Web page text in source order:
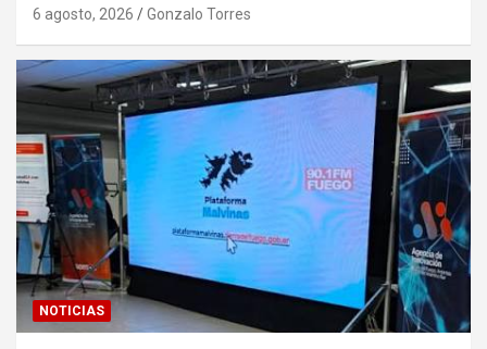
6 agosto, 2026 Gonzalo Torres
NOTICIAS